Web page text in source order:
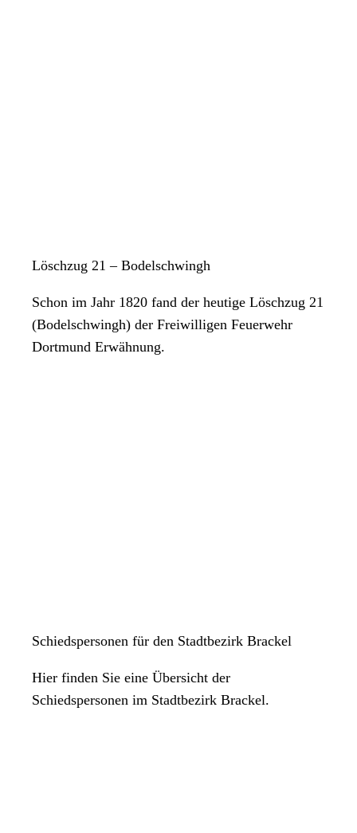
Löschzug 21 – Bodelschwingh
Schon im Jahr 1820 fand der heutige Löschzug 21
(Bodelschwingh) der Freiwilligen Feuerwehr
Dortmund Erwähnung.
Schiedspersonen für den Stadtbezirk Brackel
Hier finden Sie eine Übersicht der
Schiedspersonen im Stadtbezirk Brackel.